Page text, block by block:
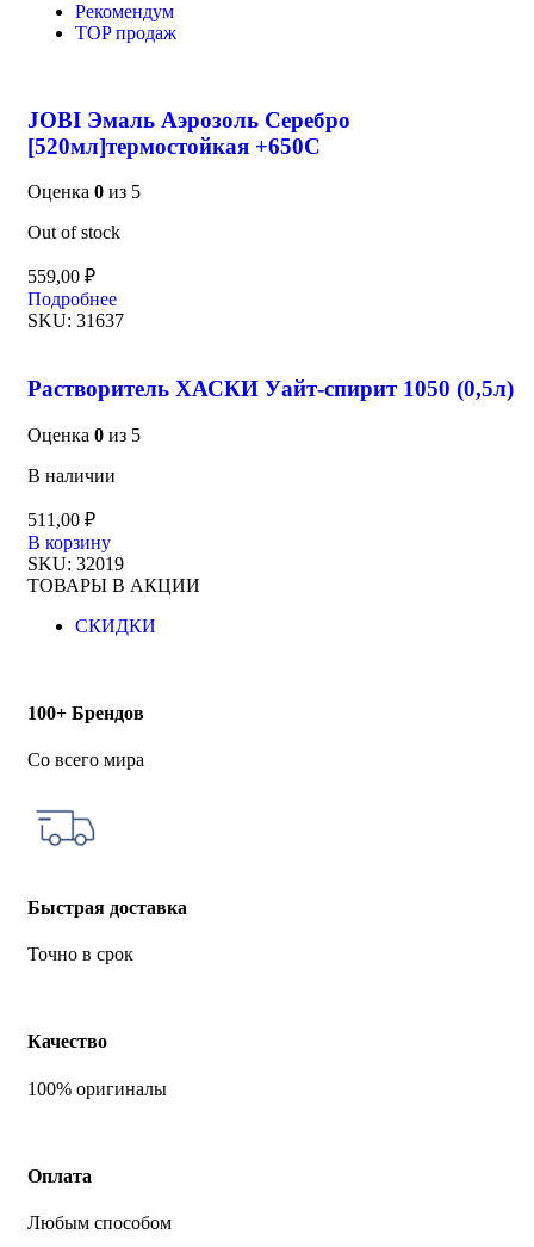
Рекомендум
TOP продаж
JOBI Эмаль Аэрозоль Серебро
[520мл]термостойкая +650С
Оценка 0 из 5
Out of stock
559,00 ₽
Подробнее
SKU: 31637
Растворитель ХАСКИ Уайт-спирит 1050 (0,5л)
Оценка 0 из 5
В наличии
511,00 ₽
В корзину
SKU: 32019
ТОВАРЫ В АКЦИИ
СКИДКИ
100+ Брендов
Со всего мира
Быстрая доставка
Точно в срок
Качество
100% оригиналы
Оплата
Любым способом